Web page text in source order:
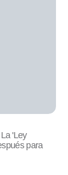
La 'Ley
para